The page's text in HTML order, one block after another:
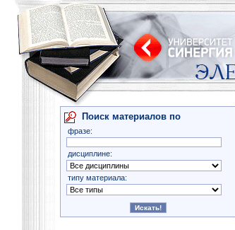
Поиск материалов по
фразе:
дисциплине:
типу материала: